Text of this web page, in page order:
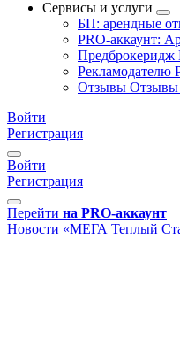
Сервисы и услуги
БП: арендные
PRO-аккаунт:
Предброкеридж
Рекламодателю
Отзывы Отзывы
Войти
Регистрация
Войти
Регистрация
Перейти на PRO-аккаунт
Новости «МЕГА Теплый